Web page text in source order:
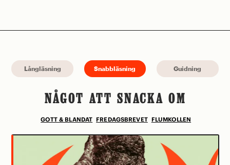
Långläsning Snabbläsning Guidning
NÅGOT ATT SNACKA OM
GOTT & BLANDAT FREDAGSBREVET FLUMKOLLEN